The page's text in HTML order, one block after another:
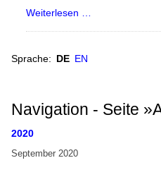
Kalenderansicht
Handglockenchöre
Weltkarte
Nordamerika
Asien
Weiterlesen …
Classic
Sprache: DE EN
Navigation - Seite
2020
September 2020